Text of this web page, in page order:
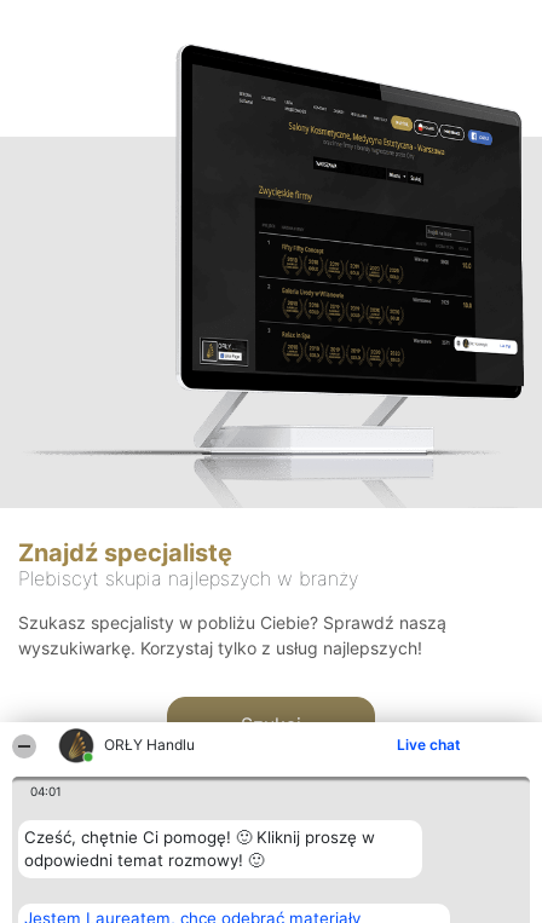
ORŁY Handlu Live chat
04:01
Cześć, chętnie Ci pomogę! 🙂 Kliknij proszę w
odpowiedni temat rozmowy! 🙂
Jestem Laureatem, chcę odebrać materiały
Znajdź specjalistę
Plebiscyt skupia najlepszych w branży
Szukasz specjalisty w pobliżu Ciebie? Sprawdź naszą
wyszukiwarkę. Korzystaj tylko z usług najlepszych!
Szukaj
Organizator plebiscytu
Bright Side Solutions sp. z o.
Plebiscyt
Laureaci
Kontakt
Kontakt